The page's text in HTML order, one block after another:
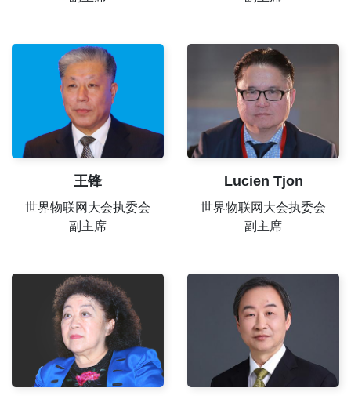
王锋
世界物联网大会执委会
副主席
Lucien Tjon
世界物联网大会执委会
副主席